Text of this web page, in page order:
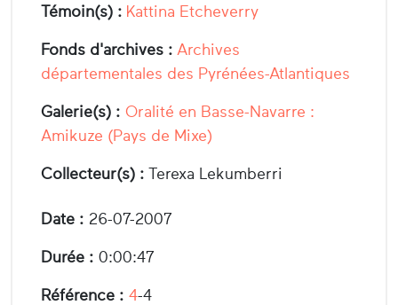
Témoin(s) : Kattina Etcheverry
Fonds d'archives : Archives
départementales des Pyrénées-Atlantiques
Galerie(s) : Oralité en Basse-Navarre :
Amikuze (Pays de Mixe)
Collecteur(s) : Terexa Lekumberri
Date : 26-07-2007
Durée : 0:00:47
Référence : 4-4